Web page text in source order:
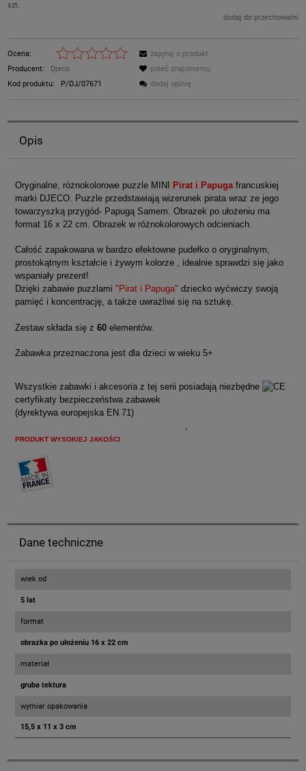
szt.
dodaj do przechowalni
Ocena:
Producent:
Djeco
Kod produktu:
P/DJ/07671
zapytaj o produkt
poleć znajomemu
dodaj opinię
Opis
Oryginalne, różnokolorowe puzzle MINI Pirat i Papuga francuskiej
marki DJECO. Puzzle przedstawiają wizerunek pirata wraz ze jego
towarzyszką przygód- Papugą Samem. Obrazek po ułożeniu ma
format 16 x 22 cm. Obrazek w różnokolorowych odcieniach.
Całość zapakowana w bardzo efektowne pudełko o oryginalnym,
prostokątnym kształcie i żywym kolorze , idealnie sprawdzi się jako
wspaniały prezent!
Dzięki zabawie puzzlami "Pirat i Papuga" dziecko wyćwiczy swoją
pamięć i koncentrację, a także uwrażliwi się na sztukę.
Zestaw składa się z 60 elementów.
Zabawka przeznaczona jest dla dzieci w wieku 5+
Wszystkie zabawki i akcesoria z tej serii posiadają niezbędne
certyfikaty bezpieczeństwa zabawek
(dyrektywa europejska EN 71)
PRODUKT WYSOKIEJ JAKOŚCI
Dane techniczne
wiek od
5 lat
format
obrazka po ułożeniu 16 x 22 cm
materiał
gruba tektura
wymiar opakowania
15,5 x 11 x 3 cm